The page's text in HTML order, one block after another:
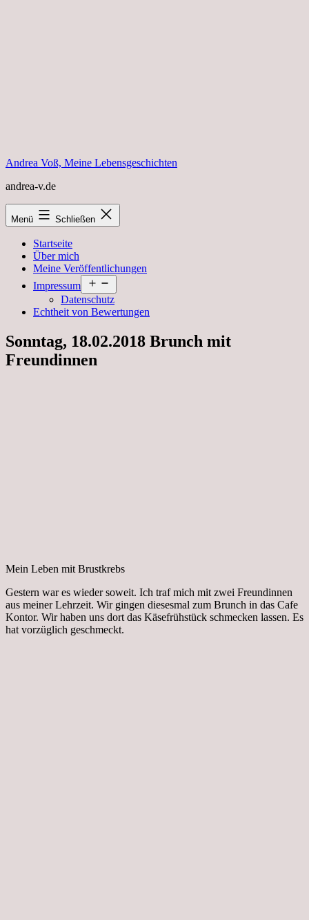
Andrea Voß, Meine Lebensgeschichten
andrea-v.de
Menü Schließen
Startseite
Über mich
Meine Veröffentlichungen
Impressum
öffnen
Datenschutz
Echtheit von Bewertungen
Sonntag, 18.02.2018 Brunch mit
Freundinnen
Mein Leben mit Brustkrebs
Gestern war es wieder soweit. Ich traf mich mit zwei Freundinnen
aus meiner Lehrzeit. Wir gingen diesesmal zum Brunch in das Cafe
Kontor. Wir haben uns dort das Käsefrühstück schmecken lassen. Es
hat vorzüglich geschmeckt.